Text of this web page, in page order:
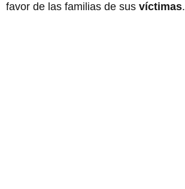
favor de las familias de sus víctimas.